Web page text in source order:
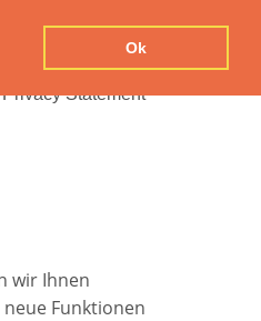
Ok
Privacy Statement
wir Ihnen
Funktionen